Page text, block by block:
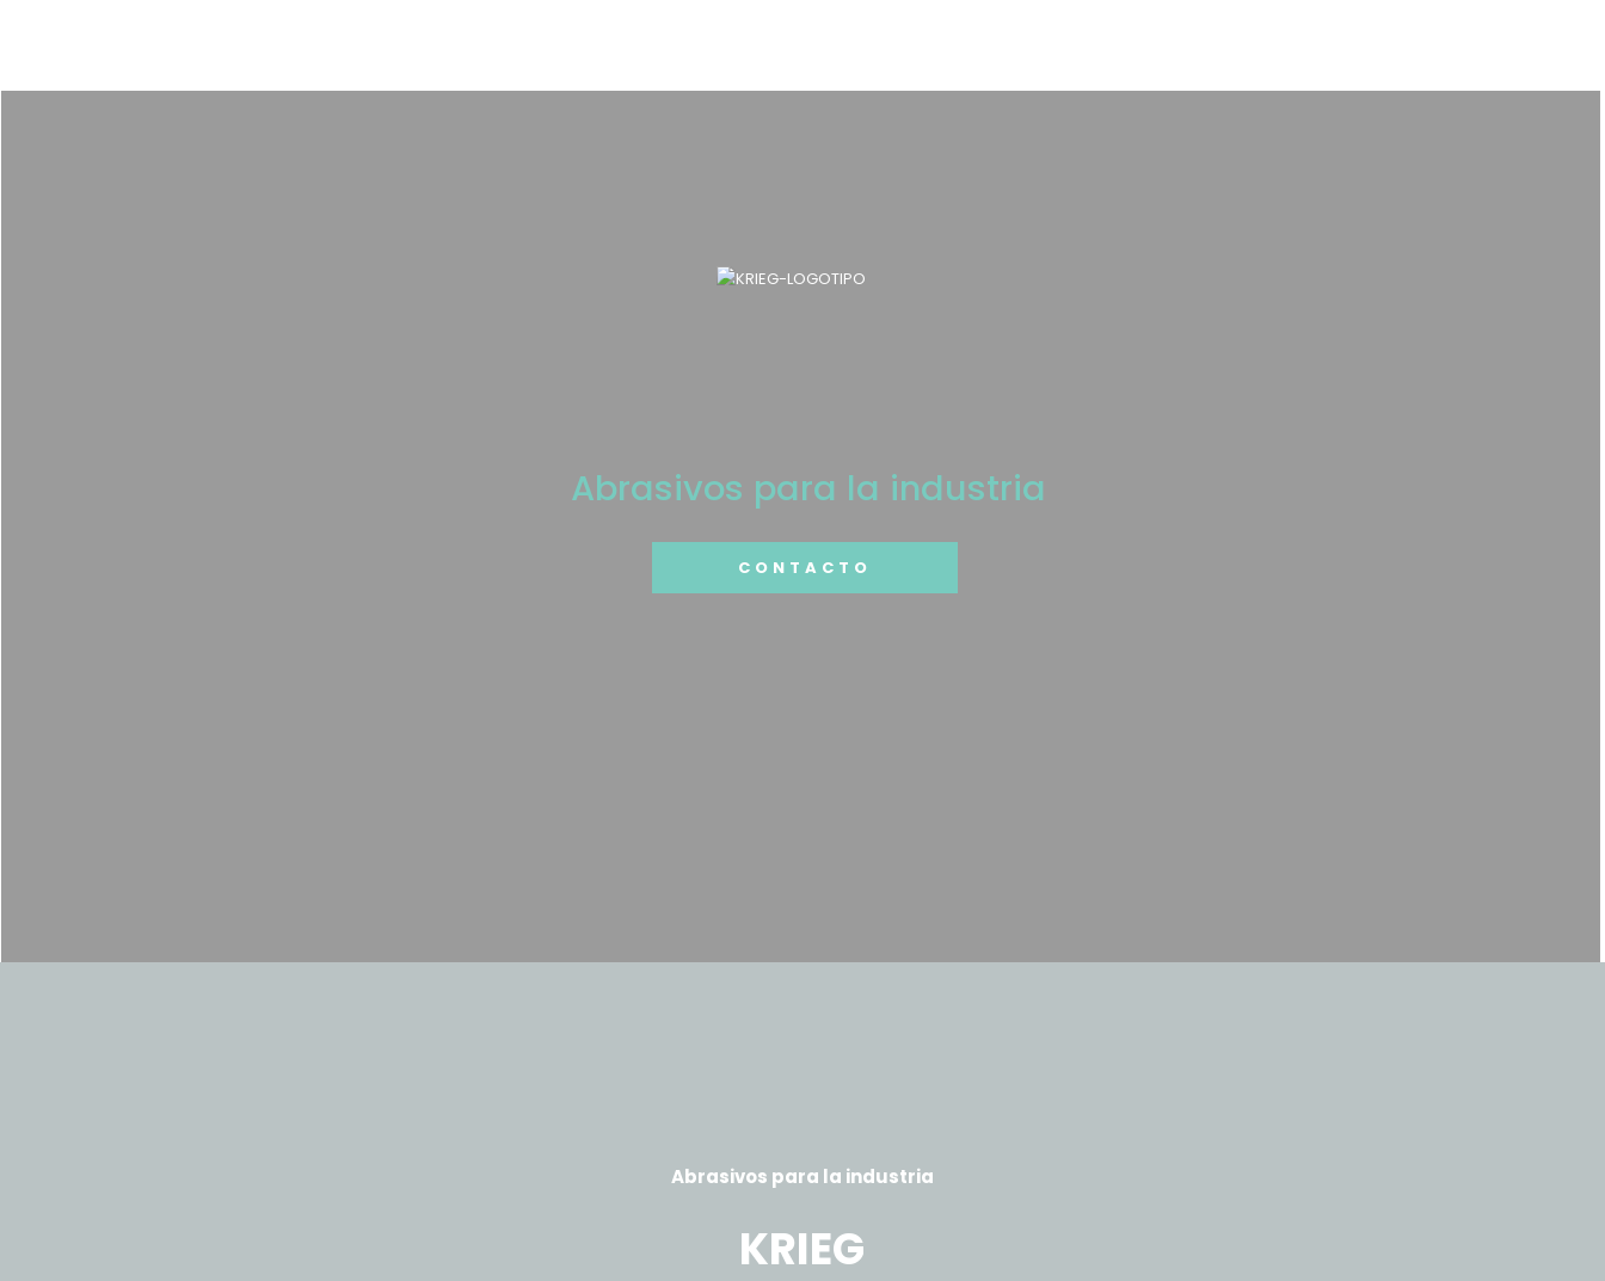
Abrasivos para la industria
KRIEG